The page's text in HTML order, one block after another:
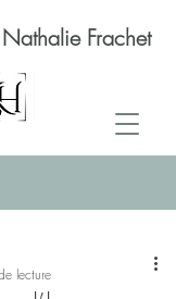
Frachet
lecture